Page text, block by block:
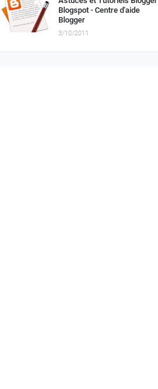
Blogspot - Centre d'aide
Blogger
3/10/2011